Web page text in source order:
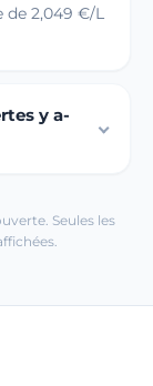
de 2,049 €/L
y a-
Seules les